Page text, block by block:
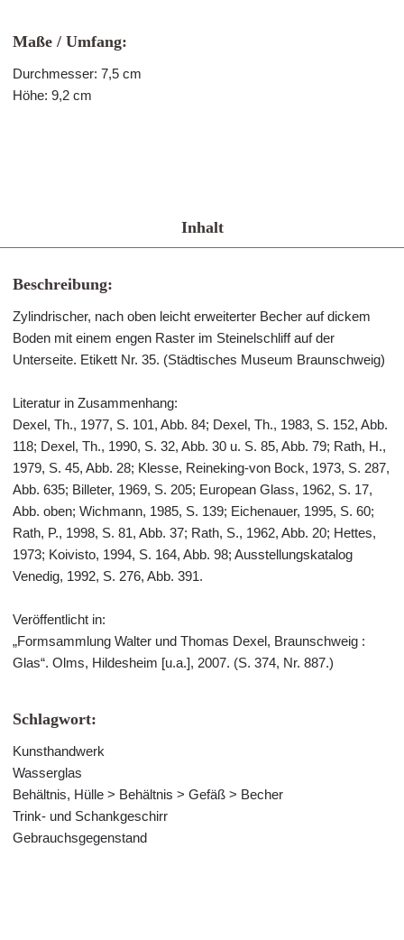
Maße / Umfang:
Durchmesser: 7,5 cm
Höhe: 9,2 cm
Inhalt
Beschreibung:
Zylindrischer, nach oben leicht erweiterter Becher auf dickem
Boden mit einem engen Raster im Steinelschliff auf der
Unterseite. Etikett Nr. 35. (Städtisches Museum Braunschweig)
Literatur in Zusammenhang:
Dexel, Th., 1977, S. 101, Abb. 84; Dexel, Th., 1983, S. 152, Abb.
118; Dexel, Th., 1990, S. 32, Abb. 30 u. S. 85, Abb. 79; Rath, H.,
1979, S. 45, Abb. 28; Klesse, Reineking-von Bock, 1973, S. 287,
Abb. 635; Billeter, 1969, S. 205; European Glass, 1962, S. 17,
Abb. oben; Wichmann, 1985, S. 139; Eichenauer, 1995, S. 60;
Rath, P., 1998, S. 81, Abb. 37; Rath, S., 1962, Abb. 20; Hettes,
1973; Koivisto, 1994, S. 164, Abb. 98; Ausstellungskatalog
Venedig, 1992, S. 276, Abb. 391.
Veröffentlicht in:
„Formsammlung Walter und Thomas Dexel, Braunschweig :
Glas“. Olms, Hildesheim [u.a.], 2007. (S. 374, Nr. 887.)
Schlagwort:
Kunsthandwerk
Wasserglas
Behältnis, Hülle > Behältnis > Gefäß > Becher
Trink- und Schankgeschirr
Gebrauchsgegenstand